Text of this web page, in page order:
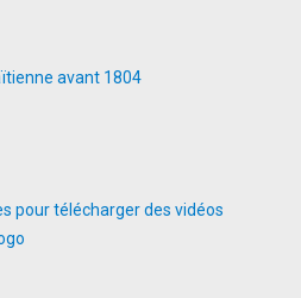
avant 1804
pour télécharger des vidéos